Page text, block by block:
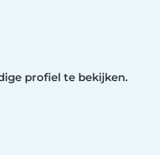
profiel te bekijken.